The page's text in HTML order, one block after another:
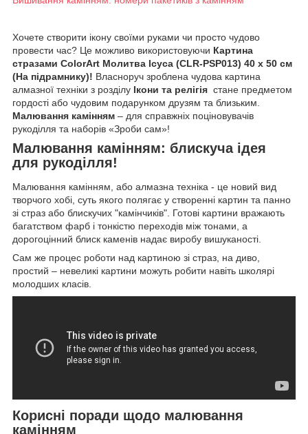
Хочете створити ікону своїми руками чи просто чудово
провести час? Це можливо використовуючи Картина
стразами ColorArt Молитва Ісуса (CLR-PSP013) 40 х 50 см
(На підрамнику)! Власноруч зроблена чудова картина
алмазної техніки з розділу Ікони та релігія стане предметом
гордості або чудовим подарунком друзям та близьким.
Малювання камінням – для справжніх поціновувачів
рукоділля та наборів «Зроби сам»!
Малювання камінням: блискуча ідея
для рукоділля!
Малювання камінням, або алмазна техніка - це новий вид
творчого хобі, суть якого полягає у створенні картин та панно
зі страз або блискучих "камінчиків". Готові картини вражають
багатством фарб і тонкістю переходів між тонами, а
дорогоцінний блиск каменів надає виробу вишуканості.
Сам же процес роботи над картиною зі страз, на диво,
простий – невеликі картини можуть робити навіть школярі
молодших класів.
Корисні поради щодо малювання
камінням